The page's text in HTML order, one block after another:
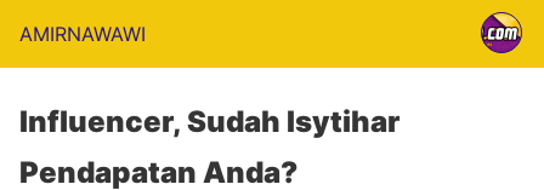
AMIRNAWAWI
Influencer, Sudah Isytihar
Pendapatan Anda?